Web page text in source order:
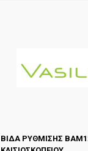
ΒΙΔΑ ΡΥΘΜΙΣΗΣ